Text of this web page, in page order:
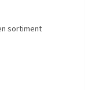
sortiment